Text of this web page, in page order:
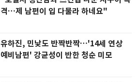
격…제 남편이 입 다물라 하네요"
유하진, 민낯도 반짝반짝…'14세 연상
예비남편' 강균성이 반한 청순 미모